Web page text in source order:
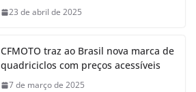
23 de abril de 2025
CFMOTO traz ao Brasil nova marca de
quadriciclos com preços acessíveis
7 de março de 2025